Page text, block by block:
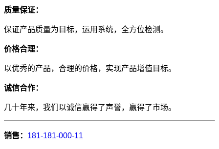
质量保证：
保证产品质量为目标，运用系统，全方位检测。
价格合理：
以优秀的产品，合理的价格，实现产品增值 目标。
诚信合作：
几十年来，我们以诚信赢得了声誉，赢得了市场。
销售： 181-181-000-11